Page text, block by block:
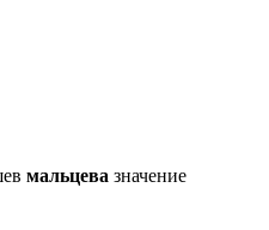
мальцева значение